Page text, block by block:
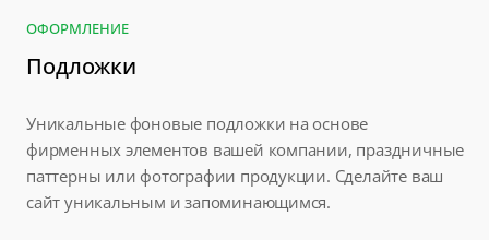
ОФОРМЛЕНИЕ
Подложки
Уникальные фоновые подложки на основе
фирменных элементов вашей компании, праздничные
паттерны или фотографии продукции. Сделайте ваш
сайт уникальным и запоминающимся.